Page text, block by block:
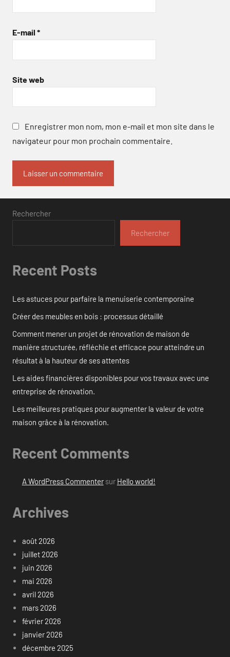
E-mail *
Site web
Enregistrer mon nom, mon e-mail et mon site dans le
navigateur pour mon prochain commentaire.
Rechercher
Rechercher
Recent Posts
Les astuces pour parfaire la menuiserie contemporaine
Créer des meubles en bois : processus détaillé
Comment mener un projet de rénovation de maison de
manière structurée, réfléchie et efficace pour atteindre un
résultat à la hauteur de ses attentes
Les aides financières disponibles pour vos travaux avec une
entreprise de rénovation.
Les meilleures pratiques pour augmenter la valeur de votre
maison grâce à la rénovation.
Recent Comments
A WordPress Commentersur Hello world!
Archives
août 2026
juillet 2026
juin 2026
mai 2026
avril 2026
mars 2026
février 2026
janvier 2026
décembre 2025